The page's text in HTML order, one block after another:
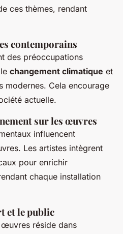
ces thèmes, rendant
contemporains
des préoccupations
changement climatique et
modernes. Cela encourage
actuelle.
sur les œuvres
influencent
Les artistes intègrent
pour enrichir
chaque installation
et le public
réside dans